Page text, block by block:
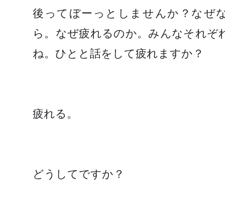
後ってぼーっとしませんか？なぜ
ら。なぜ疲れるのか。みんなそれぞ
ね。ひとと話をして疲れますか？
疲れる。
どうしてですか？